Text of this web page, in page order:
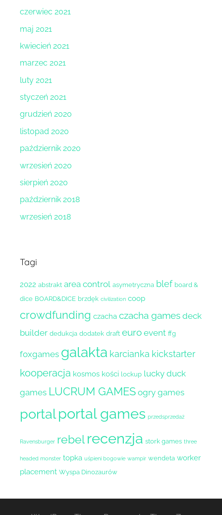
czerwiec 2021
maj 2021
kwiecień 2021
marzec 2021
luty 2021
styczeń 2021
grudzień 2020
listopad 2020
październik 2020
wrzesień 2020
sierpień 2020
październik 2018
wrzesień 2018
Tagi
2022 abstrakt area control asymetryczna blef board &
dice BOARD&DICE brzdęk civilization coop
crowdfunding czacha czacha games deck
builder dedukcja dodatek draft euro event ffg
foxgames galakta karcianka kickstarter
kooperacja kosmos kości lockup lucky duck
games LUCRUM GAMES ogry games
portalportal games przedsprzedaż
Ravensburger rebel recenzja stork games three
headed monster topka uśpieni bogowie wampir wendeta worker
placement Wyspa Dinozaurów